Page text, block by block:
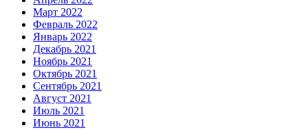
Март 2022
Февраль 2022
Январь 2022
Декабрь 2021
Ноябрь 2021
Октябрь 2021
Сентябрь 2021
Август 2021
Июль 2021
Июнь 2021